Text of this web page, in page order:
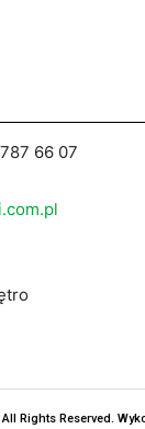
66 07
Rights Reserved.